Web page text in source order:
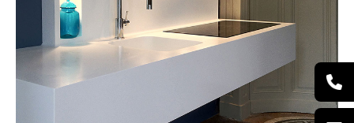
BÉTONS CIRÉS MERCADIER
TISSUS DEDAR
PAPIER PEINT LITTLE